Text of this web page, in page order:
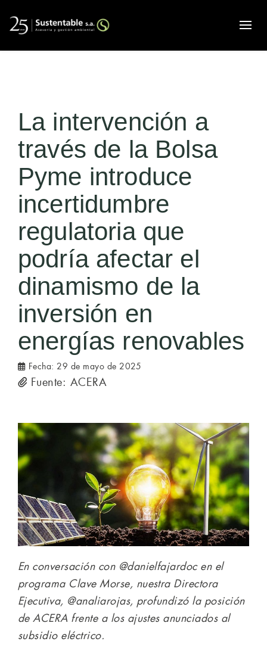
La intervención a
través de la Bolsa
Pyme introduce
incertidumbre
regulatoria que
podría afectar el
dinamismo de la
inversión en
energías renovables
Fecha: 29 de mayo de 2025
Fuente: ACERA
En conversación con @danielfajardoc en el
programa Clave Morse, nuestra Directora
Ejecutiva, @analiarojas, profundizó la posición
de ACERA frente a los ajustes anunciados al
subsidio eléctrico.